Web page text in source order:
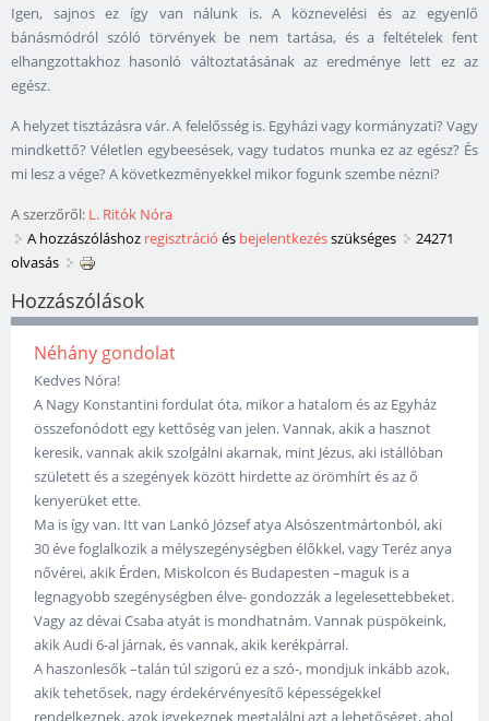
Igen, sajnos ez így van nálunk is. A köznevelési és az egyenlő
bánásmódról szóló törvények be nem tartása, és a feltételek fent
elhangzottakhoz hasonló változtatásának az eredménye lett ez az
egész.
A helyzet tisztázásra vár. A felelősség is. Egyházi vagy kormányzati? Vagy
mindkettő? Véletlen egybeesések, vagy tudatos munka ez az egész? És
mi lesz a vége? A következményekkel mikor fogunk szembe nézni?
A szerzőről: L. Ritók Nóra
A hozzászóláshoz regisztráció és bejelentkezésszükséges
24271
olvasás
Hozzászólások
Néhány gondolat
Kedves Nóra!
A Nagy Konstantini fordulat óta, mikor a hatalom és az Egyház
összefonódott egy kettőség van jelen. Vannak, akik a hasznot
keresik, vannak akik szolgálni akarnak, mint Jézus, aki istállóban
született és a szegények között hirdette az örömhírt és az ő
kenyerüket ette.
Ma is így van. Itt van Lankó József atya Alsószentmártonból, aki
30 éve foglalkozik a mélyszegénységben élőkkel, vagy Teréz anya
nővérei, akik Érden, Miskolcon és Budapesten –maguk is a
legnagyobb szegénységben élve- gondozzák a legelesettebbeket.
Vagy az dévai Csaba atyát is mondhatnám. Vannak püspökeink,
akik Audi 6-al járnak, és vannak, akik kerékpárral.
A haszonlesők –talán túl szigorú ez a szó-, mondjuk inkább azok,
akik tehetősek, nagy érdekérvényesítő képességekkel
rendelkeznek, azok igyekeznek megtalálni azt a lehetőséget, ahol